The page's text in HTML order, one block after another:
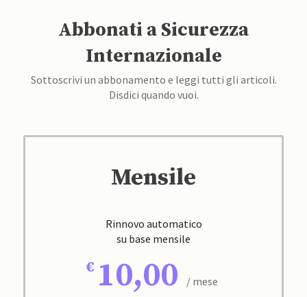
Abbonati a Sicurezza
Internazionale
Sottoscrivi un abbonamento e leggi tutti gli articoli.
Disdici quando vuoi.
Mensile
Rinnovo automatico
su base mensile
10,00 / mese